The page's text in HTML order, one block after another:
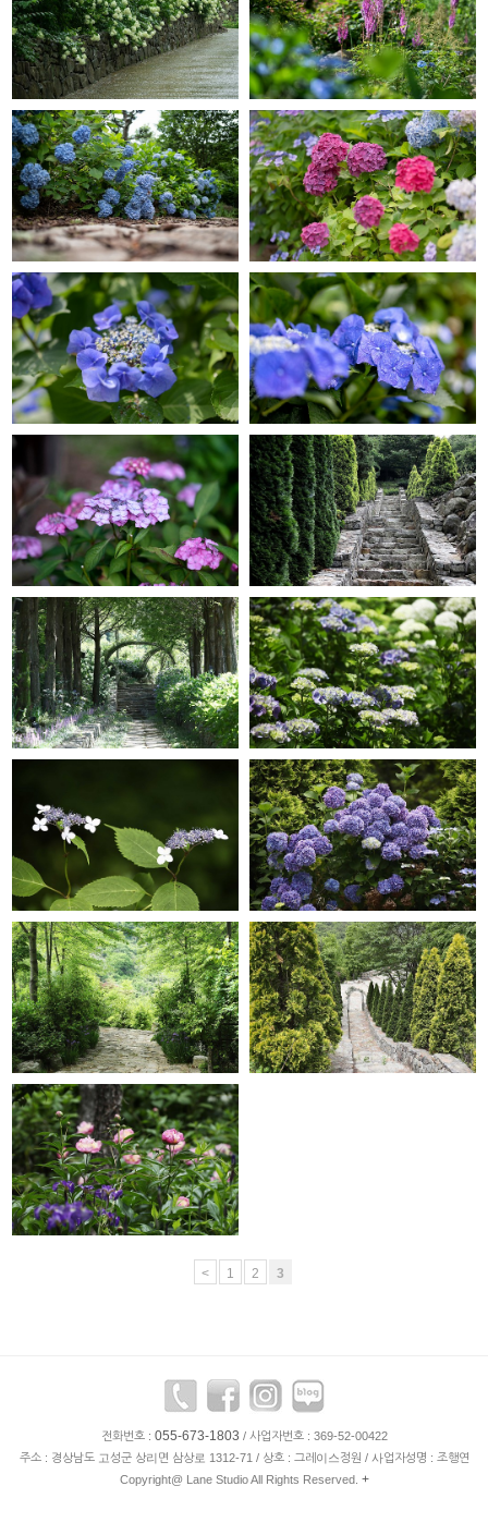
GRACE GARDEN GRACE GARDEN
GRACE GARDEN GRACE GARDEN
GRACE GARDEN GRACE GARDEN
GRACE GARDEN GRACE GARDEN
GRACE GARDEN GRACE GARDEN
GRACE GARDEN GRACE GARDEN
GRACE GARDEN GRACE GARDEN
GRACE GARDEN
< 1 2 3
전화번호 : 055-673-1803 / 사업자번호 : 369-52-00422
주소 : 경상남도 고성군 상리면 삼상로 1312-71 / 상호 : 그레이스정원 / 사업자성명 : 조행연
Copyright@ Lane Studio All Rights Reserved. +